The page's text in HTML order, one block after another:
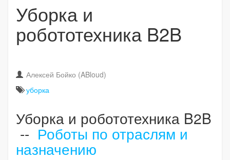
Уборка и
робототехника B2B
Алексей Бойко (ABloud)
уборка
Уборка и робототехника B2B
-- Роботы по отраслям и
назначению